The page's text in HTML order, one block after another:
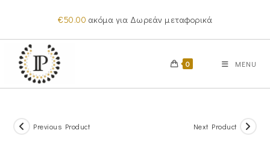
content
€50.00 ακόμα για Δωρεάν μεταφορικά
0 MENU
Previous Product Next Product